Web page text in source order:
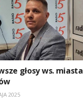
głosy ws. miasta
2025